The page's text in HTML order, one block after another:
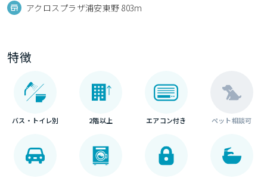
アクロスプラザ浦安東野 803m
特徴
バス・トイレ別 2階以上 エアコン付き ペット相談可